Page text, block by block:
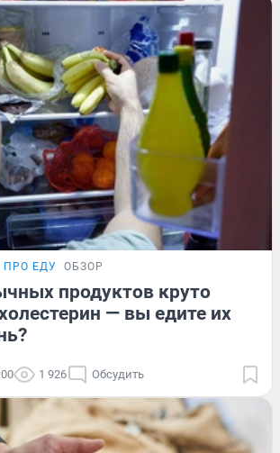
ПРО ЕДУ ОБЗОР
продуктов круто
— вы едите их
1 926 Обсудить